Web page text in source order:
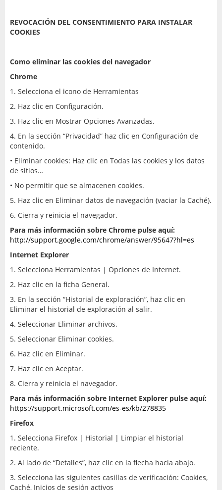
REVOCACIÓN DEL CONSENTIMIENTO PARA INSTALAR
COOKIES
Como eliminar las cookies del navegador
Chrome
1. Selecciona el icono de Herramientas
2. Haz clic en Configuración.
3. Haz clic en Mostrar Opciones Avanzadas.
4. En la sección “Privacidad” haz clic en Configuración de
contenido.
• Eliminar cookies: Haz clic en Todas las cookies y los datos
de sitios…
• No permitir que se almacenen cookies.
5. Haz clic en Eliminar datos de navegación (vaciar la Caché).
6. Cierra y reinicia el navegador.
Para más información sobre Chrome pulse aquí:
http://support.google.com/chrome/answer/95647?hl=es
Internet Explorer
1. Selecciona Herramientas | Opciones de Internet.
2. Haz clic en la ficha General.
3. En la sección “Historial de exploración”, haz clic en
Eliminar el historial de exploración al salir.
4. Seleccionar Eliminar archivos.
5. Seleccionar Eliminar cookies.
6. Haz clic en Eliminar.
7. Haz clic en Aceptar.
8. Cierra y reinicia el navegador.
Para más información sobre Internet Explorer pulse aquí:
https://support.microsoft.com/es-es/kb/278835
Firefox
1. Selecciona Firefox | Historial | Limpiar el historial
reciente.
2. Al lado de “Detalles”, haz clic en la flecha hacia abajo.
3. Selecciona las siguientes casillas de verificación: Cookies,
Caché, Inicios de sesión activos